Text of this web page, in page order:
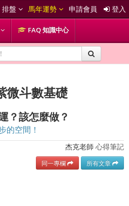
排盤 馬年運勢 申請會員 登入
FAQ 知識中心
微斗數基礎
？該怎麼做？
的空間！
杰克老師 心得筆記
同一專欄 所有文章